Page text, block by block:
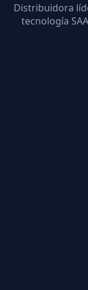
Distribuidora
tecnología